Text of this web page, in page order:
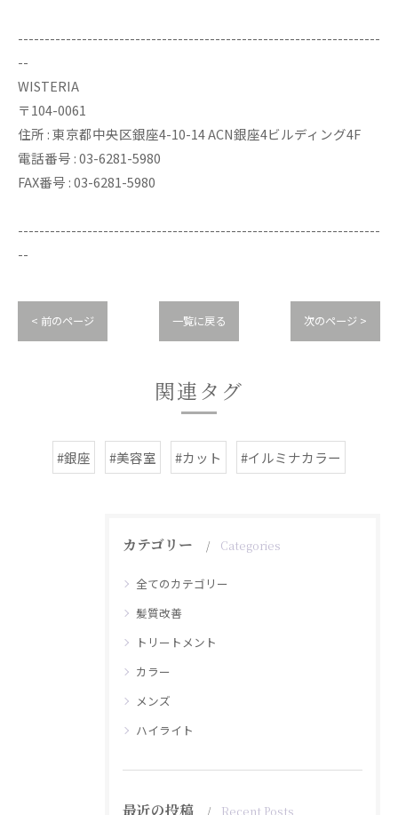
--------------------------------------------------------------------
--
WISTERIA
〒104-0061
住所 : 東京都中央区銀座4-10-14 ACN銀座4ビルディング4F
電話番号 : 03-6281-5980
FAX番号 : 03-6281-5980
--------------------------------------------------------------------
--
< 前のページ 一覧に戻る 次のページ >
関連タグ
#銀座 #美容室 #カット #イルミナカラー
カテゴリー Categories
全てのカテゴリー
髪質改善
トリートメント
カラー
メンズ
ハイライト
最近の投稿 Recent Posts